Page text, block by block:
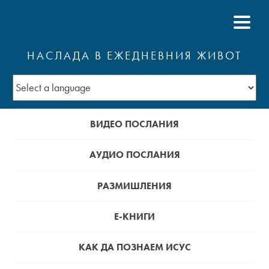
НАСЛАДА В ЕЖЕДНЕВНИЯ ЖИВОТ
ВИДЕО ПОСЛАНИЯ
АУДИО ПОСЛАНИЯ
РАЗМИШЛЕНИЯ
Е-КНИГИ
КАК ДА ПОЗНАЕМ ИСУС